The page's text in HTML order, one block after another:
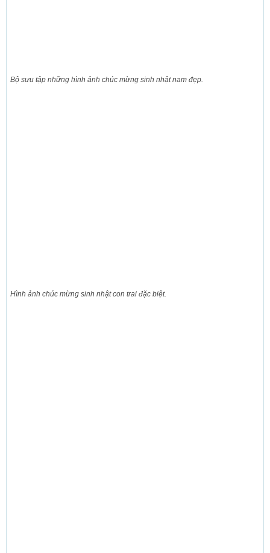
Bộ sưu tập những hình ảnh chúc mừng sinh nhật nam đẹp.
Hình ảnh chúc mừng sinh nhật con trai đặc biệt.